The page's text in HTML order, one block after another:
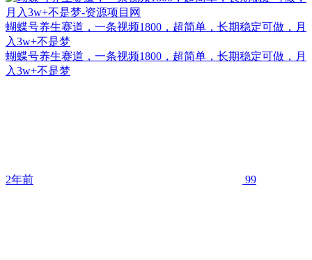
蝴蝶号养生赛道，一条视频1800，超简单，长期稳定可做，月
入3w+不是梦
蝴蝶号养生赛道，一条视频1800，超简单，长期稳定可做，月
入3w+不是梦
2年前 99